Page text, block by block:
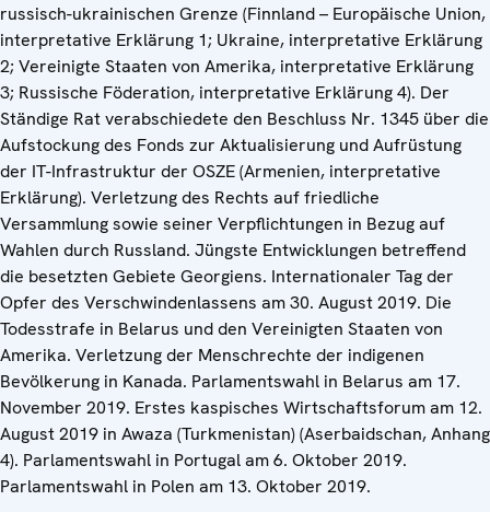
russisch-ukrainischen Grenze (Finnland – Europäische Union,
interpretative Erklärung 1; Ukraine, interpretative Erklärung
2; Vereinigte Staaten von Amerika, interpretative Erklärung
3; Russische Föderation, interpretative Erklärung 4). Der
Ständige Rat verabschiedete den Beschluss Nr. 1345 über die
Aufstockung des Fonds zur Aktualisierung und Aufrüstung
der IT-Infrastruktur der OSZE (Armenien, interpretative
Erklärung). Verletzung des Rechts auf friedliche
Versammlung sowie seiner Verpflichtungen in Bezug auf
Wahlen durch Russland. Jüngste Entwicklungen betreffend
die besetzten Gebiete Georgiens. Internationaler Tag der
Opfer des Verschwindenlassens am 30. August 2019. Die
Todesstrafe in Belarus und den Vereinigten Staaten von
Amerika. Verletzung der Menschrechte der indigenen
Bevölkerung in Kanada. Parlamentswahl in Belarus am 17.
November 2019. Erstes kaspisches Wirtschaftsforum am 12.
August 2019 in Awaza (Turkmenistan) (Aserbaidschan, Anhang
4). Parlamentswahl in Portugal am 6. Oktober 2019.
Parlamentswahl in Polen am 13. Oktober 2019.